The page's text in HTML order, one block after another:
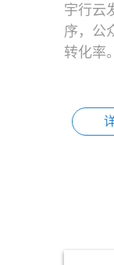
宇行云
序，公
转化率。